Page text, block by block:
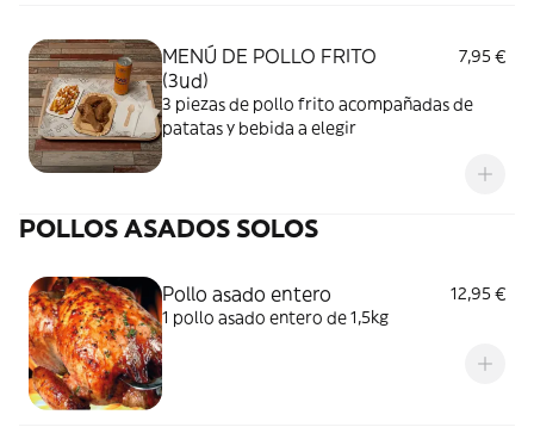
MENÚ DE POLLO FRITO
(3ud)
7,95 €
3 piezas de pollo frito acompañadas de
patatas y bebida a elegir
POLLOS ASADOS SOLOS
Pollo asado entero
12,95 €
1 pollo asado entero de 1,5kg